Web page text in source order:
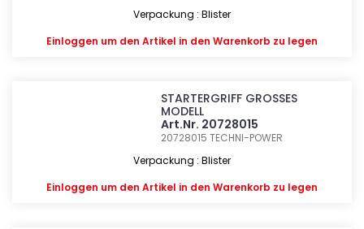
Verpackung : Blister
Einloggen um den Artikel in den Warenkorb zu legen
STARTERGRIFF GROSSES
MODELL
Art.Nr. 20728015
20728015TECHNI-POWER
Verpackung : Blister
Einloggen um den Artikel in den Warenkorb zu legen